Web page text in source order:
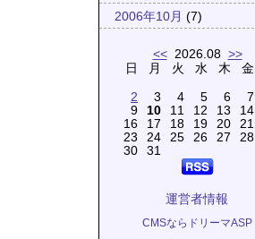
2006年10月 (7)
<<2026.08 >>
日
2
9
16
23
30
月
3
10
17
24
31
火
4
11
18
25
水
5
12
19
26
木
6
13
20
27
金
7
14
21
28
運営者情報
CMSならドリーマASP